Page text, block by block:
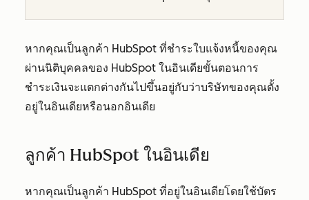
หากคุณเป็นลูกค้า HubSpot ที่ชำระใบแจ้งหนี้ของคุณ
ผ่านนิติบุคคลของ HubSpot ในอินเดียขั้นตอนการ
ชำระเงินจะแตกต่างกันไปขึ้นอยู่กับว่าบริษัทของคุณตั้ง
อยู่ในอินเดียหรือนอกอินเดีย
ลูกค้า HubSpot ในอินเดีย
หากคุณเป็นลูกค้า HubSpot ที่อยู่ในอินเดียโดยใช้บัตร